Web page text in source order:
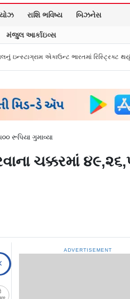
રાશિ ભવિષ્ય બિઝનેસ
મંજુલ આર્કાઇવ્સ
ભારતમાં રિસ્ટ્રિક્ટ થયું એમા તો પીએમ
રૂપિયા ગુમાવ્યા
ચક્કરમાં
ADVERTISEMENT